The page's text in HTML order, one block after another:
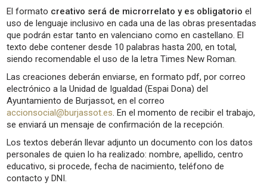
El formato creativo será de microrrelato y es obligatorio el
uso de lenguaje inclusivo en cada una de las obras presentadas
que podrán estar tanto en valenciano como en castellano. El
texto debe contener desde 10 palabras hasta 200, en total,
siendo recomendable el uso de la letra Times New Roman.
Las creaciones deberán enviarse, en formato pdf, por correo
electrónico a la Unidad de Igualdad (Espai Dona) del
Ayuntamiento de Burjassot, en el correo
accionsocial@burjassot.es. En el momento de recibir el trabajo,
se enviará un mensaje de confirmación de la recepción.
Los textos deberán llevar adjunto un documento con los datos
personales de quien lo ha realizado: nombre, apellido, centro
educativo, si procede, fecha de nacimiento, teléfono de
contacto y DNI.